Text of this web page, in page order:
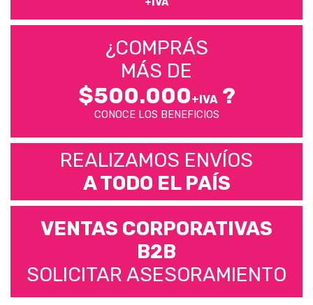
¿COMPRÁS
MÁS DE
$500.000+IVA?
CONOCE LOS BENEFICIOS
REALIZAMOS ENVÍOS
A TODO EL PAÍS
VENTAS CORPORATIVAS
B2B
SOLICITAR ASESORAMIENTO